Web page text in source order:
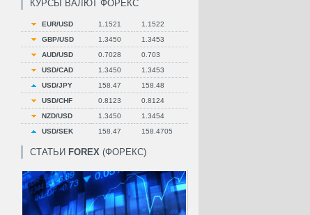
КУРСЫ ВАЛЮТ ФОРЕКС
EUR/USD 1.1521
1.1522
GBP/USD
1.3450
1.3453
AUD/USD
0.7028
0.703
USD/CAD
1.3450
1.3453
USD/JPY
158.47
158.48
USD/CHF
0.8123
0.8124
NZD/USD
1.3450
1.3454
USD/SEK
158.47 158.4705
СТАТЬИ FOREX (ФОРЕКС)